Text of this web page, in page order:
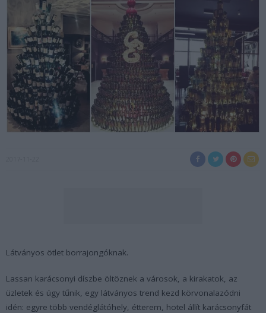
Látványos ötlet borrajongóknak.
Lassan karácsonyi díszbe öltöznek a városok, a kirakatok, az
üzletek és úgy tűnik, egy látványos trend kezd körvonalazódni
idén: egyre több vendéglátóhely, étterem, hotel állít karácsonyfát